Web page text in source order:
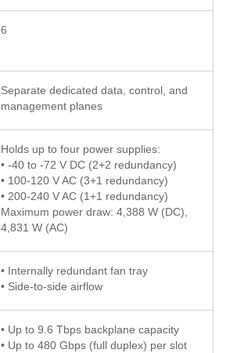
6
Separate dedicated data, control, and
management planes
Holds up to four power supplies:
• -40 to -72 V DC (2+2 redundancy)
• 100-120 V AC (3+1 redundancy)
• 200-240 V AC (1+1 redundancy)
Maximum power draw: 4,388 W (DC),
4,831 W (AC)
• Internally redundant fan tray
• Side-to-side airflow
• Up to 9.6 Tbps backplane capacity
• Up to 480 Gbps (full duplex) per slot